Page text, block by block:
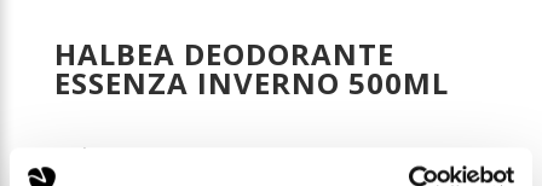
HALBEA DEODORANTE
ESSENZA INVERNO 500ML
Codice: SSD004